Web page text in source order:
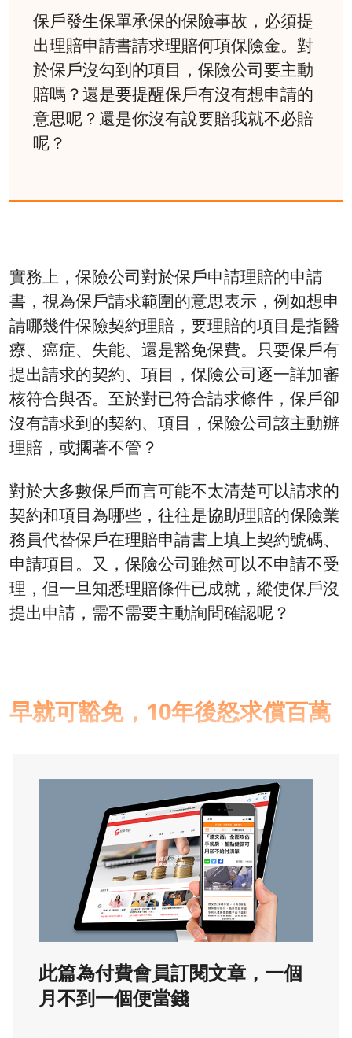
保戶發生保單承保的保險事故，必須提
出理賠申請書請求理賠何項保險金。對
於保戶沒勾到的項目，保險公司要主動
賠嗎？還是要提醒保戶有沒有想申請的
意思呢？還是你沒有說要賠我就不必賠
呢？
實務上，保險公司對於保戶申請理賠的申請
書，視為保戶請求範圍的意思表示，例如想申
請哪幾件保險契約理賠，要理賠的項目是指醫
療、癌症、失能、還是豁免保費。只要保戶有
提出請求的契約、項目，保險公司逐一詳加審
核符合與否。至於對已符合請求條件，保戶卻
沒有請求到的契約、項目，保險公司該主動辦
理賠，或擱著不管？
對於大多數保戶而言可能不太清楚可以請求的
契約和項目為哪些，往往是協助理賠的保險業
務員代替保戶在理賠申請書上填上契約號碼、
申請項目。又，保險公司雖然可以不申請不受
理，但一旦知悉理賠條件已成就，縱使保戶沒
提出申請，需不需要主動詢問確認呢？
早就可豁免，10年後怒求償百萬
此篇為付費會員訂閱文章，一個
月不到一個便當錢